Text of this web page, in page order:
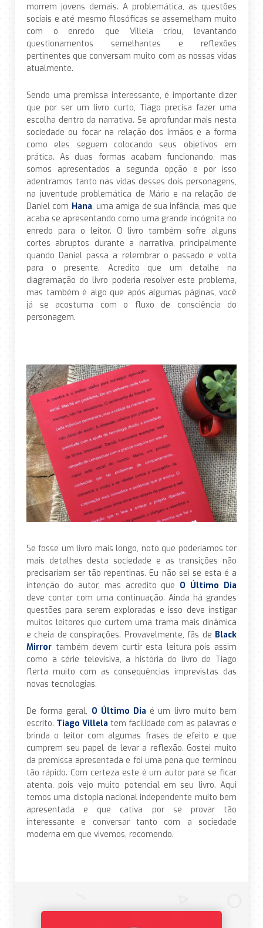
morrem jovens demais. A problemática, as questões
sociais e até mesmo filosóficas se assemelham muito
com o enredo que Villela criou, levantando
questionamentos semelhantes e reflexões
pertinentes que conversam muito com as nossas vidas
atualmente.
Sendo uma premissa interessante, é importante dizer
que por ser um livro curto, Tiago precisa fazer uma
escolha dentro da narrativa. Se aprofundar mais nesta
sociedade ou focar na relação dos irmãos e a forma
como eles seguem colocando seus objetivos em
prática. As duas formas acabam funcionando, mas
somos apresentados a segunda opção e por isso
adentramos tanto nas vidas desses dois personagens,
na juventude problemática de Mário e na relação de
Daniel com Hana , uma amiga de sua infância, mas que
acaba se apresentando como uma grande incógnita no
enredo para o leitor. O livro também sofre alguns
cortes abruptos durante a narrativa, principalmente
quando Daniel passa a relembrar o passado e volta
para o presente. Acredito que um detalhe na
diagramação do livro poderia resolver este problema,
mas também é algo que após algumas páginas, você
já se acostuma com o fluxo de consciência do
personagem.
Se fosse um livro mais longo, noto que poderíamos ter
mais detalhes desta sociedade e as transições não
precisariam ser tão repentinas. Eu não sei se esta é a
intenção do autor, mas acredito que O Último Dia
deve contar com uma continuação. Ainda há grandes
questões para serem exploradas e isso deve instigar
muitos leitores que curtem uma trama mais dinâmica
e cheia de conspirações. Provavelmente, fãs de Black
Mirror também devem curtir esta leitura pois assim
como a série televisiva, a história do livro de Tiago
flerta muito com as consequências imprevistas das
novas tecnologias.
De forma geral, O Último Dia é um livro muito bem
escrito. Tiago Villela tem facilidade com as palavras e
brinda o leitor com algumas frases de efeito e que
cumprem seu papel de levar a reflexão. Gostei muito
da premissa apresentada e foi uma pena que terminou
tão rápido. Com certeza este é um autor para se ficar
atenta, pois vejo muito potencial em seu livro. Aqui
temos uma distopia nacional independente muito bem
apresentada e que cativa por se provar tão
interessante e conversar tanto com a sociedade
moderna em que vivemos, recomendo.